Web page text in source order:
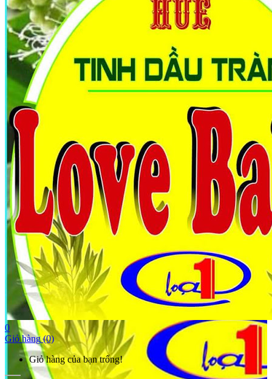
0
Giỏ hàng (0)
Giỏ hàng của bạn trống!